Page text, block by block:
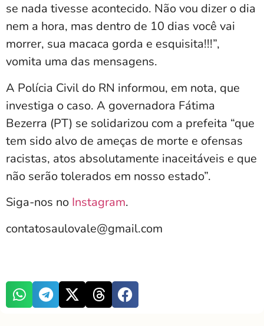
se nada tivesse acontecido. Não vou dizer o dia
nem a hora, mas dentro de 10 dias você vai
morrer, sua macaca gorda e esquisita!!!”,
vomita uma das mensagens.
A Polícia Civil do RN informou, em nota, que
investiga o caso. A governadora Fátima
Bezerra (PT) se solidarizou com a prefeita “que
tem sido alvo de ameças de morte e ofensas
racistas, atos absolutamente inaceitáveis e que
não serão tolerados em nosso estado”.
Siga-nos no Instagram.
contatosaulovale@gmail.com